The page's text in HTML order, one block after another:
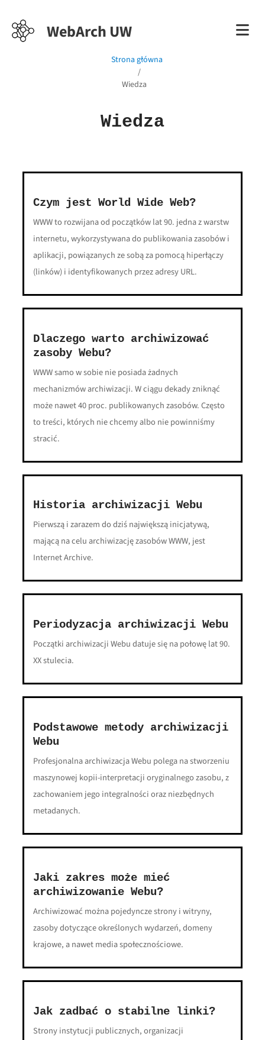
WebArch UW
Strona główna
Wiedza
Wiedza
Czym jest World Wide Web?
WWW to rozwijana od początków lat 90. jedna z warstw
internetu, wykorzystywana do publikowania zasobów i
aplikacji, powiązanych ze sobą za pomocą hiperłączy
(linków) i identyfikowanych przez adresy URL.
Dlaczego warto archiwizować
zasoby Webu?
WWW samo w sobie nie posiada żadnych
mechanizmów archiwizacji. W ciągu dekady zniknąć
może nawet 40 proc. publikowanych zasobów. Często
to treści, których nie chcemy albo nie powinniśmy
stracić.
Historia archiwizacji Webu
Pierwszą i zarazem do dziś największą inicjatywą,
mającą na celu archiwizację zasobów WWW, jest
Internet Archive.
Periodyzacja archiwizacji Webu
Początki archiwizacji Webu datuje się na połowę lat 90.
XX stulecia.
Podstawowe metody archiwizacji
Webu
Profesjonalna archiwizacja Webu polega na stworzeniu
maszynowej kopii-interpretacji oryginalnego zasobu, z
zachowaniem jego integralności oraz niezbędnych
metadanych.
Jaki zakres może mieć
archiwizowanie Webu?
Archiwizować można pojedyncze strony i witryny,
zasoby dotyczące określonych wydarzeń, domeny
krajowe, a nawet media społecznościowe.
Jak zadbać o stabilne linki?
Strony instytucji publicznych, organizacji